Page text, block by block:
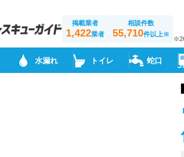
掲載業者
1,422業者
相談件数
55,710件以上※
水漏れ トイレ 蛇口